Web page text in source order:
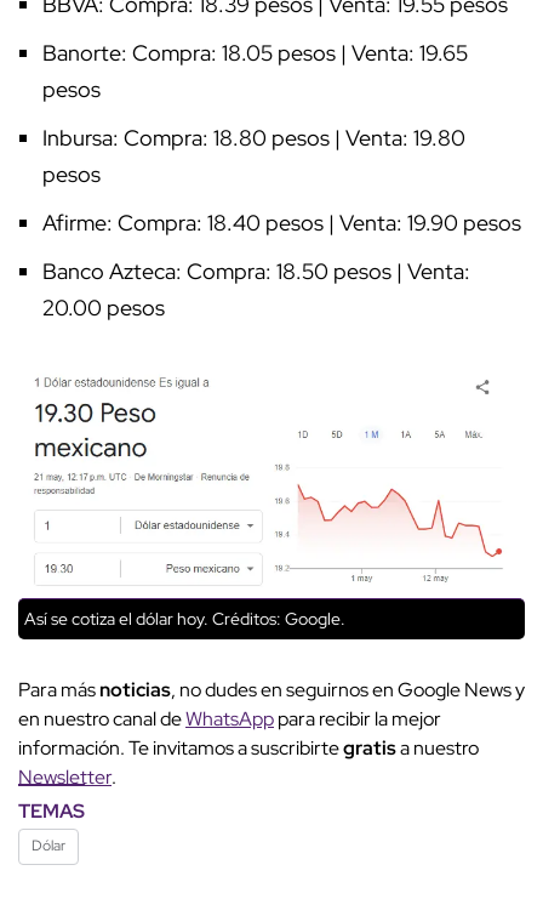
Banorte: Compra: 18.05 pesos | Venta: 19.65
pesos
Inbursa: Compra: 18.80 pesos | Venta: 19.80
pesos
Afirme: Compra: 18.40 pesos | Venta: 19.90 pesos
Banco Azteca: Compra: 18.50 pesos | Venta:
20.00 pesos
Así se cotiza el dólar hoy. Créditos: Google.
Para másnoticias, no dudes en seguirnos en Google News y
en nuestro canal deWhatsApppara recibir la mejor
información. Te invitamos a suscribirtegratisa nuestro
Newsletter.
TEMAS
Dólar